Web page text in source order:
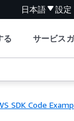
日本語 設定
る サービス
SDK Code